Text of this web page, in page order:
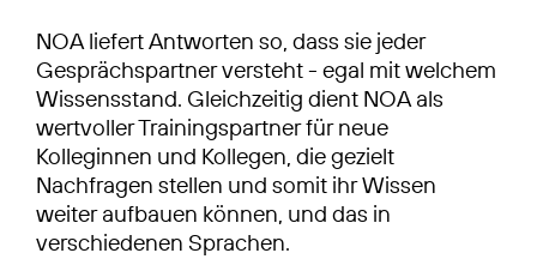
NOA liefert Antworten so, dass sie jeder
Gesprächspartner versteht - egal mit welchem
Wissensstand. Gleichzeitig dient NOA als
wertvoller Trainingspartner für neue
Kolleginnen und Kollegen, die gezielt
Nachfragen stellen und somit ihr Wissen
weiter aufbauen können, und das in
verschiedenen Sprachen.